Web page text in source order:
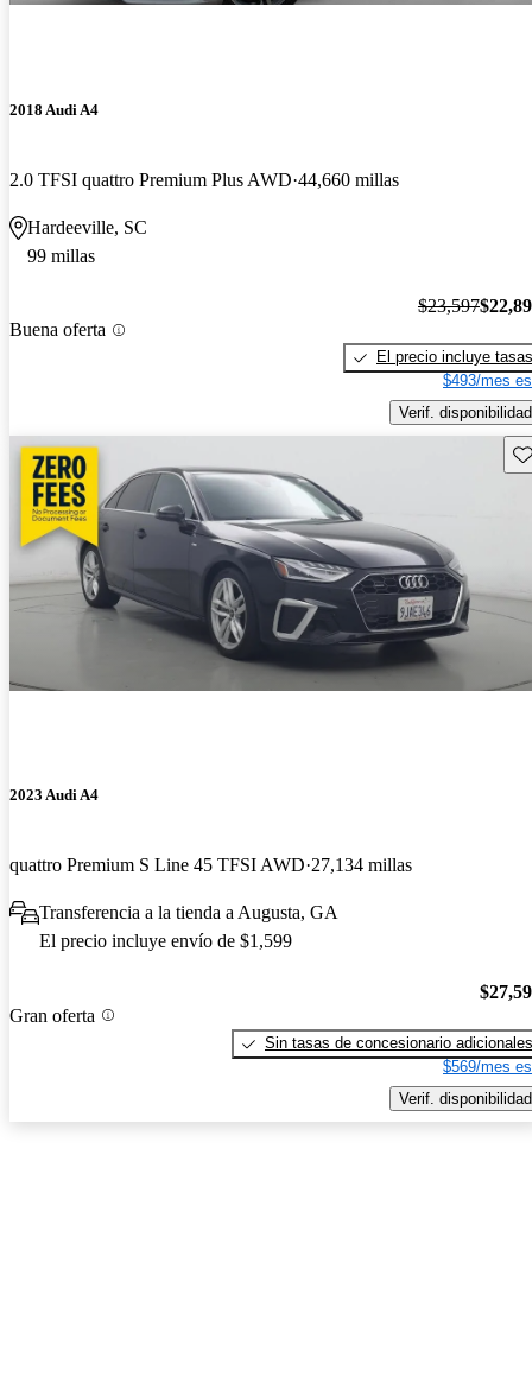
2018 Audi A4
2.0 TFSI quattro Premium Plus AWD 44,660 millas
Hardeeville, SC
99 millas
Buena oferta
$23,597
El precio incluye tasas
$493/mes
Verif. disponibilidad
2023 Audi A4
quattro Premium S Line 45 TFSI AWD 27,134 millas
Transferencia a la tienda a Augusta, GA
El precio incluye envío de $1,599
Gran oferta
Sin tasas de concesionario adicionales
$569/mes
Verif. disponibilidad